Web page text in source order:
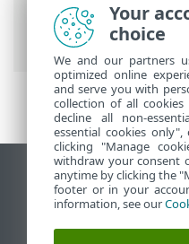
高级设置
>保护 >
应用程序修改检测
查看桌面站点
End of Life
ESET 知识库
Your
choice
We and our partners
optimized online
and serve you with
collection of all
decline all non-
essential cookies
clicking "Manage
withdraw your consent
anytime by clicking the
footer or in your
information, see our